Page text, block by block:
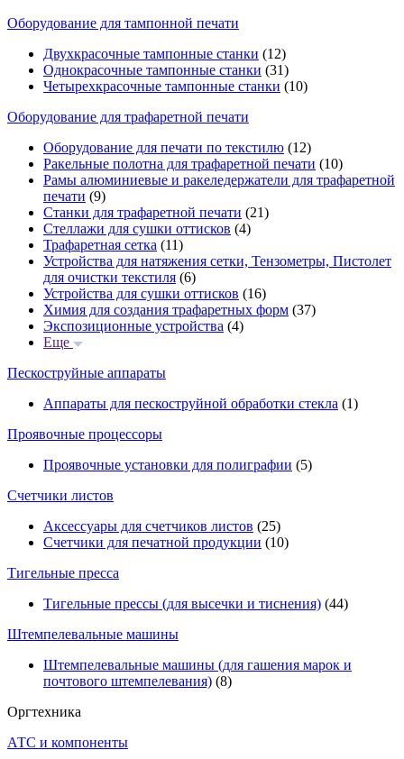
Оборудование для тампонной печати
Двухкрасочные тампонные станки (12)
Однокрасочные тампонные станки (31)
Четырехкрасочные тампонные станки (10)
Оборудование для трафаретной печати
Оборудование для печати по текстилю (12)
Ракельные полотна для трафаретной печати (10)
Рамы алюминиевые и ракеледержатели для трафаретной
печати (9)
Станки для трафаретной печати (21)
Стеллажи для сушки оттисков (4)
Трафаретная сетка (11)
Устройства для натяжения сетки, Тензометры, Пистолет
для очистки текстиля (6)
Устройства для сушки оттисков (16)
Химия для создания трафаретных форм (37)
Экспозиционные устройства (4)
Еще
Пескоструйные аппараты
Аппараты для пескоструйной обработки стекла (1)
Проявочные процессоры
Проявочные установки для полиграфии (5)
Счетчики листов
Аксессуары для счетчиков листов (25)
Счетчики для печатной продукции (10)
Тигельные пресса
Тигельные прессы (для высечки и тиснения) (44)
Штемпелевальные машины
Штемпелевальные машины (для гашения марок и
почтового штемпелевания) (8)
Оргтехника
АТС и компоненты